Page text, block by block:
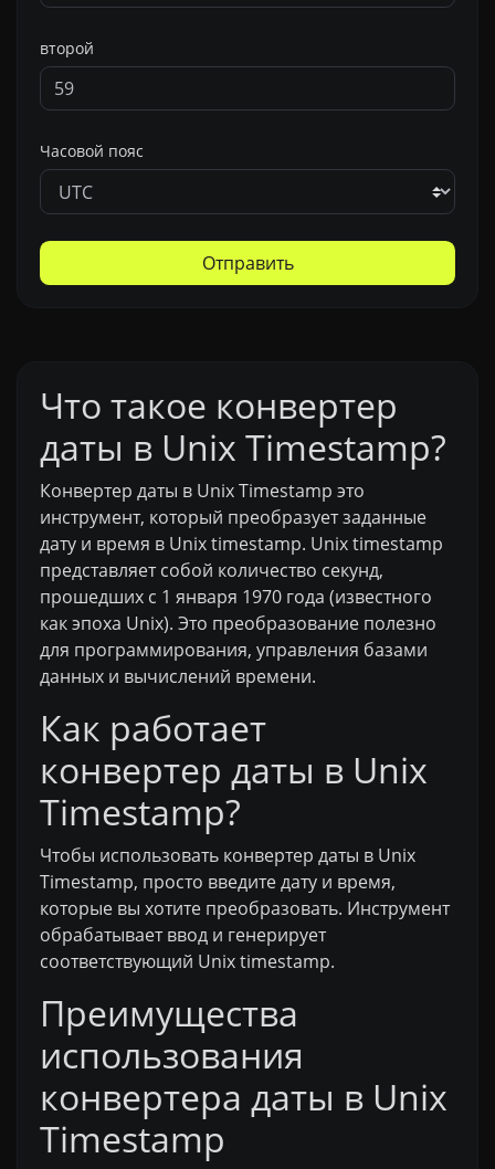
второй
Часовой пояс
Отправить
Что такое конвертер
даты в Unix Timestamp?
Конвертер даты в Unix Timestamp это
инструмент, который преобразует заданные
дату и время в Unix timestamp. Unix timestamp
представляет собой количество секунд,
прошедших с 1 января 1970 года (известного
как эпоха Unix). Это преобразование полезно
для программирования, управления базами
данных и вычислений времени.
Как работает
конвертер даты в Unix
Timestamp?
Чтобы использовать конвертер даты в Unix
Timestamp, просто введите дату и время,
которые вы хотите преобразовать. Инструмент
обрабатывает ввод и генерирует
соответствующий Unix timestamp.
Преимущества
использования
конвертера даты в Unix
Timestamp